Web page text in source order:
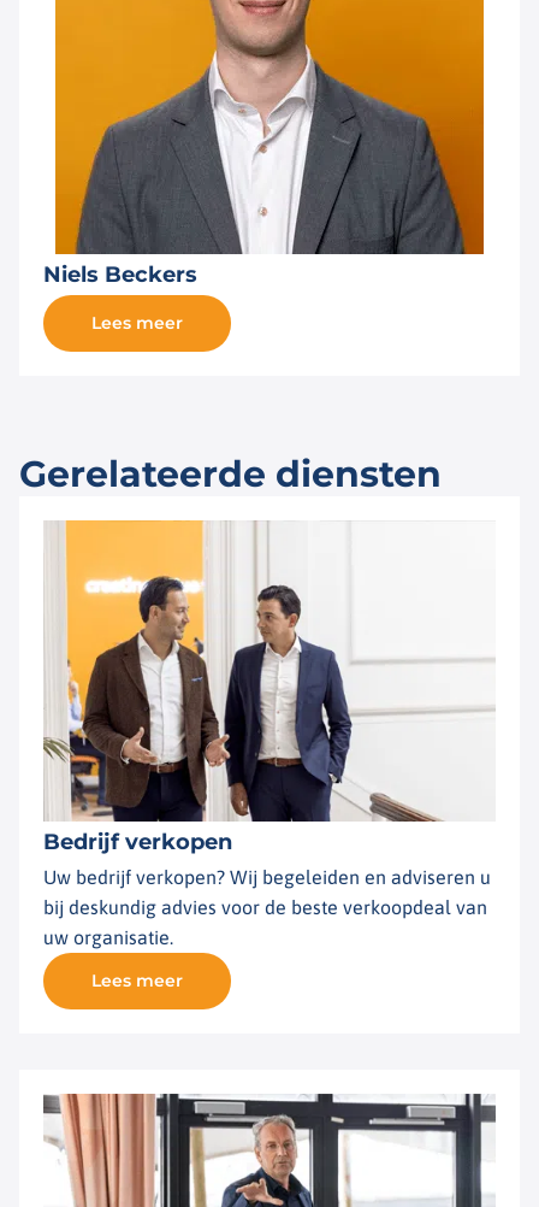
Niels Beckers
Lees meer
Gerelateerde diensten
Bedrijf verkopen
Uw bedrijf verkopen? Wij begeleiden en adviseren u
bij deskundig advies voor de beste verkoopdeal van
uw organisatie.
Lees meer